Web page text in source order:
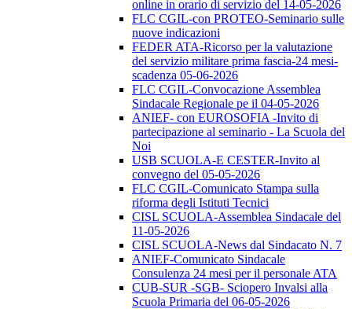
online in orario di servizio del 14-05-2026
FLC CGIL-con PROTEO-Seminario sulle
nuove indicazioni
FEDER ATA-Ricorso per la valutazione
del servizio militare prima fascia-24 mesi-
scadenza 05-06-2026
FLC CGIL-Convocazione Assemblea
Sindacale Regionale pe il 04-05-2026
ANIEF- con EUROSOFIA -Invito di
partecipazione al seminario - La Scuola del
Noi
USB SCUOLA-E CESTER-Invito al
convegno del 05-05-2026
FLC CGIL-Comunicato Stampa sulla
riforma degli Istituti Tecnici
CISL SCUOLA-Assemblea Sindacale del
11-05-2026
CISL SCUOLA-News dal Sindacato N. 7
ANIEF-Comunicato Sindacale
Consulenza 24 mesi per il personale ATA
CUB-SUR -SGB- Sciopero Invalsi alla
Scuola Primaria del 06-05-2026